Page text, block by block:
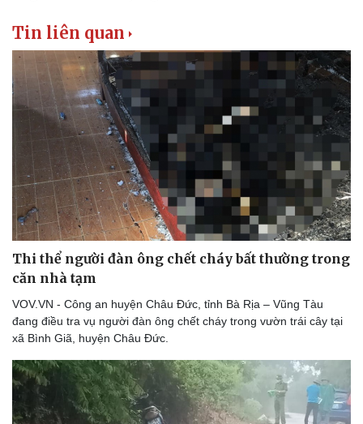
Tin liên quan
Thi thể người đàn ông chết cháy bất thường trong
căn nhà tạm
VOV.VN - Công an huyện Châu Đức, tỉnh Bà Rịa – Vũng Tàu
đang điều tra vụ người đàn ông chết cháy trong vườn trái cây tại
xã Bình Giã, huyện Châu Đức.